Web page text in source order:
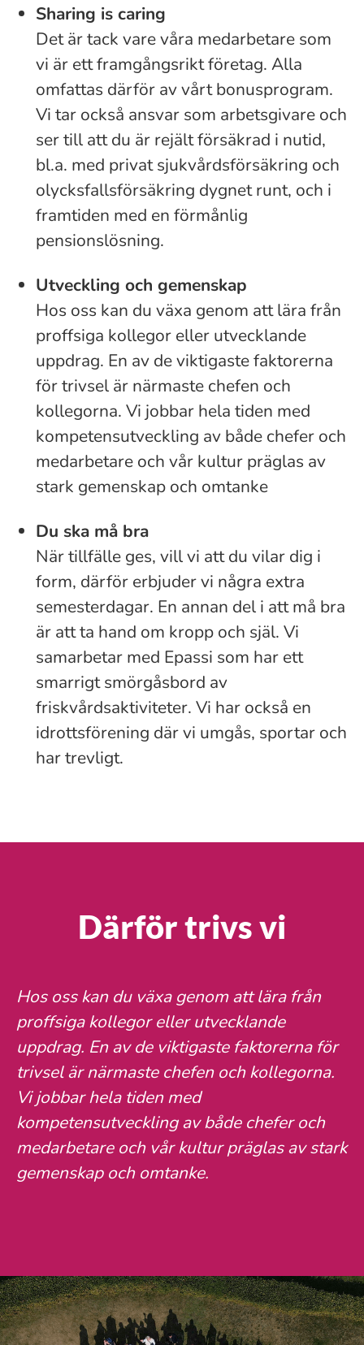
Sharing is caring
Det är tack vare våra medarbetare som
vi är ett framgångsrikt företag. Alla
omfattas därför av vårt bonusprogram.
Vi tar också ansvar som arbetsgivare och
ser till att du är rejält försäkrad i nutid,
bl.a. med privat sjukvårdsförsäkring och
olycksfallsförsäkring dygnet runt, och i
framtiden med en förmånlig
pensionslösning.
Utveckling och gemenskap
Hos oss kan du växa genom att lära från
proffsiga kollegor eller utvecklande
uppdrag. En av de viktigaste faktorerna
för trivsel är närmaste chefen och
kollegorna. Vi jobbar hela tiden med
kompetensutveckling av både chefer och
medarbetare och vår kultur präglas av
stark gemenskap och omtanke
Du ska må bra
När tillfälle ges, vill vi att du vilar dig i
form, därför erbjuder vi några extra
semesterdagar. En annan del i att må bra
är att ta hand om kropp och själ. Vi
samarbetar med Epassi som har ett
smarrigt smörgåsbord av
friskvårdsaktiviteter. Vi har också en
idrottsförening där vi umgås, sportar och
har trevligt.
Därför trivs vi
Hos oss kan du växa genom att lära från
proffsiga kollegor eller utvecklande
uppdrag. En av de viktigaste faktorerna för
trivsel är närmaste chefen och kollegorna.
Vi jobbar hela tiden med
kompetensutveckling av både chefer och
medarbetare och vår kultur präglas av stark
gemenskap och omtanke.